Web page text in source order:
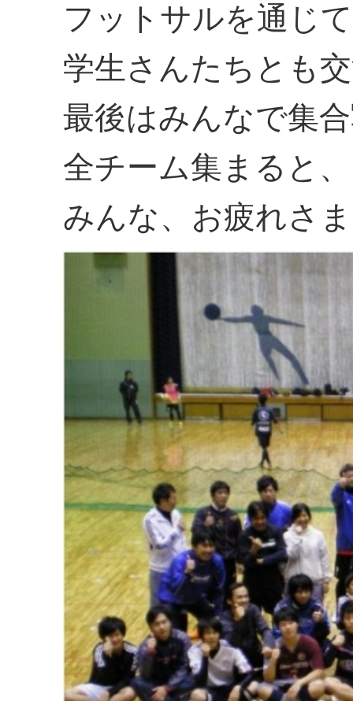
フットサルを通じ
学生さんたちとも
最後はみんなで集
全チーム集まると
みんな、お疲れさ